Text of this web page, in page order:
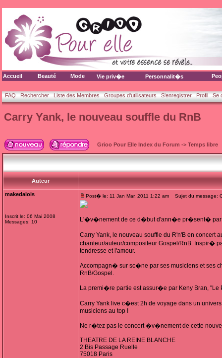
Accueil Beauté Mode Vie priv�e Personnalit�s
FAQ Rechercher Liste des Membres Groupes d'utilisateurs S'enregistrer Profil Se
Carry Yank, le nouveau souffle du RnB
Grioo Pour Elle Index du Forum -> Temps libre
Auteur
makedalois
Inscrit le: 06 Mai 2008
Messages: 10
Post� le: 11 Jan Mar, 2011 1:22 am Sujet du message:
L'�v�nement de ce d�but d'ann�e pr�sent� par
Carry Yank, le nouveau souffle du R'n'B en concert
chanteur/auteur/compositeur Gospel/RnB. Inspir�
tendresse et l'amour.
Accompagn� sur sc�ne par ses musiciens et ses
RnB/Gospel.
La premi�re partie est assur�e par Keny Bran, "Le
Carry Yank live c�est 2h de voyage dans un
musiciens au top !
Ne r�tez pas le concert �v�nement de cette
THEATRE DE LA REINE BLANCHE
2 Bis Passage Ruelle
75018 Paris